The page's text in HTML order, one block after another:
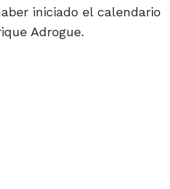
iniciado el calendario
Adrogue.